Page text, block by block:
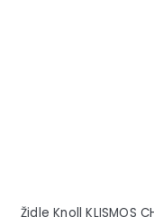
Židle Knoll KLISMOS